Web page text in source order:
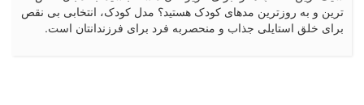
ترین و به روزترین مدهای کودک هستید؟ مدل کودک، انتخابی بی نقص
برای خلق استایلی جذاب و منحصربه فرد برای فرزندانتان است.